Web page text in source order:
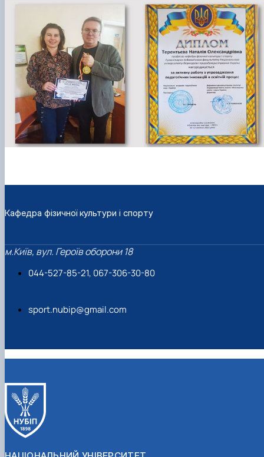
Кафедра фізичної культури і спорту
м.Київ, вул. Героїв оборони 18
044-527-85-21, 067-306-30-80
sport.nubip@gmail.com